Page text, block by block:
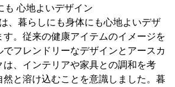
も 心地よいデザイン
、暮らしにも身体にも心地よいデザ
す。従来の健康アイテムのイメージを
フレンドリーなデザインとアースカ
は、インテリアや家具との調和を考
然と溶け込むことを意識しました。暮